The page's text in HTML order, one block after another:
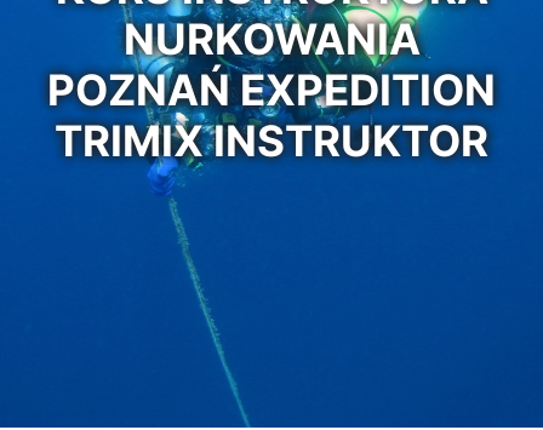
NURKOWANIA
POZNAŃ EXPEDITION
TRIMIX INSTRUKTOR